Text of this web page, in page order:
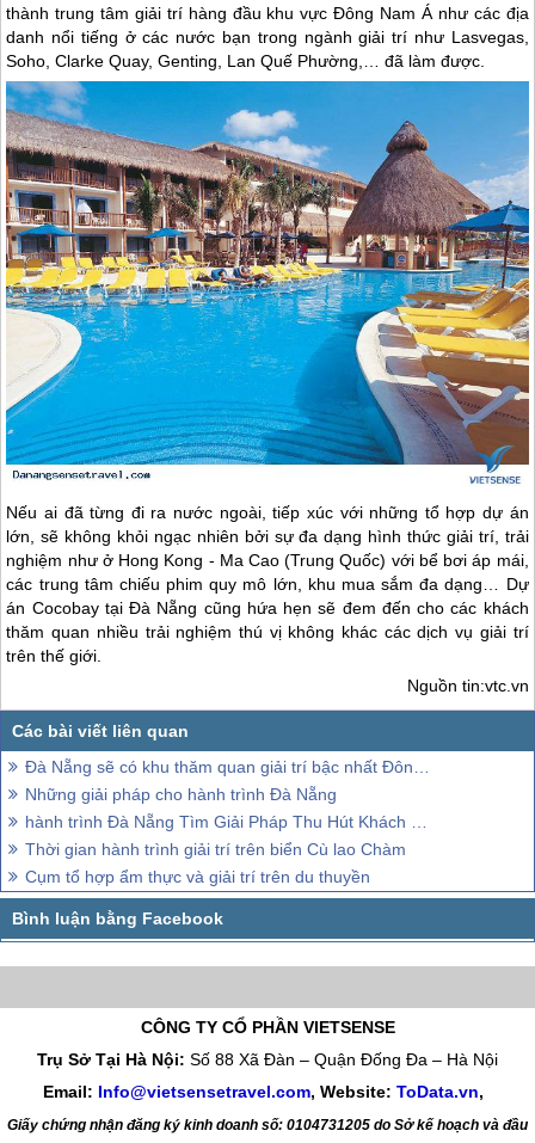
thành trung tâm giải trí hàng đầu khu vực Đông Nam Á như các địa
danh nổi tiếng ở các nước bạn trong ngành giải trí như Lasvegas,
Soho, Clarke Quay, Genting, Lan Quế Phường,… đã làm được.
Nếu ai đã từng đi ra nước ngoài, tiếp xúc với những tổ hợp dự án
lớn, sẽ không khỏi ngạc nhiên bởi sự đa dạng hình thức giải trí, trải
nghiệm như ở Hong Kong - Ma Cao (Trung Quốc) với bể bơi áp mái,
các trung tâm chiếu phim quy mô lớn, khu mua sắm đa dạng… Dự
án Cocobay tạiĐà Nẵng cũng hứa hẹn sẽ đem đến cho các khách
thăm quan nhiều trải nghiệm thú vị không khác các dịch vụ giải trí
trên thế giới.
Nguồn tin:vtc.vn
Đà Nẵng sẽ có khu thăm quan giải trí bậc nhất Đông Nam Á
Những giải pháp cho hành trình Đà Nẵng
hành trình Đà Nẵng Tìm Giải Pháp Thu Hút Khách Quốc Tế
Thời gian hành trình giải trí trên biển Cù lao Chàm
Cụm tổ hợp ẩm thực và giải trí trên du thuyền
CÔNG TY CỔ PHẦN VIETSENSE
Trụ Sở Tại Hà Nội: Số 88 Xã Đàn – Quận Đống Đa – Hà Nội
Email: Info@vietsensetravel.com, Website: ToData.vn,
Giấy chứng nhận đăng ký kinh doanh số: 0104731205 do Sở kế hoạch và đầu